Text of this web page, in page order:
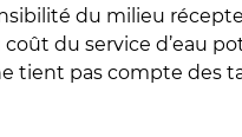
du milieu
coût du service d’eau
tient pas compte des